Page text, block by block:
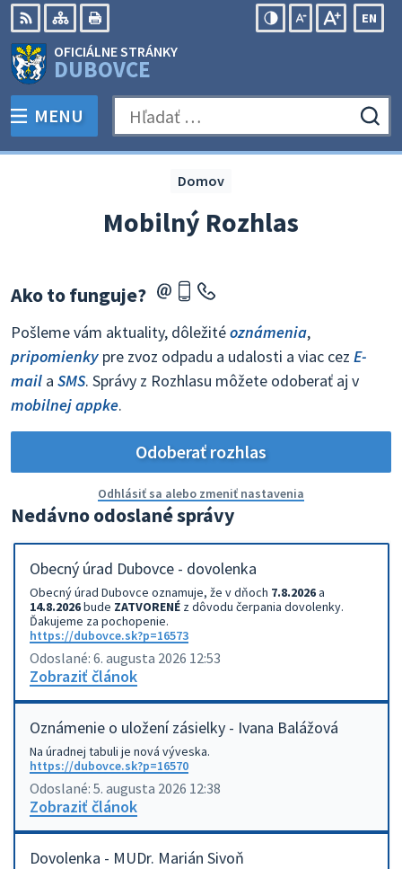
Preskočiť
na
obsah
RSS Mapa
EN
OFICIÁLNE STRÁNKY
DUBOVCE
PREPNÚŤ
MENU Hľadať:
Mobilný Rozhlas
Domov
Ako to funguje?
Pošleme vám aktuality, dôležitéoznámenia,
pripomienky pre zvoz odpadu a udalosti a viac cez E-
mail a SMS. Správy z Rozhlasu môžete odoberať aj v
mobilnej appke.
Odoberať rozhlas
Odhlásiť sa alebo zmeniť nastavenia
Nedávno odoslané správy
Obecný úrad Dubovce - dovolenka
Obecný úrad Dubovce oznamuje, že v dňoch 7.8.2026a
14.8.2026bude ZATVORENÉz dôvodu čerpania dovolenky.
Ďakujeme za pochopenie.
https://dubovce.sk?p=16573
Odoslané: 6. augusta 2026 12:53
Zobraziť článok
Oznámenie o uložení zásielky - Ivana Balážová
Na úradnej tabuli je nová výveska.
https://dubovce.sk?p=16570
Odoslané: 5. augusta 2026 12:38
Zobraziť článok
Dovolenka - MUDr. Marián Sivoň